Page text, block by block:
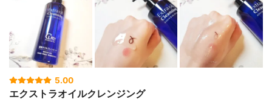
5.00
エクストラオイルクレンジング